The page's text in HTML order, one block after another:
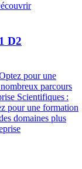
D2
pour une
parcours
Scientifiques :
pour une formation
domaines plus